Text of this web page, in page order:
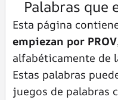
Palabras que
Esta página
empiezan por PROV
alfabéticamente de
Estas palabras
juegos de palabras